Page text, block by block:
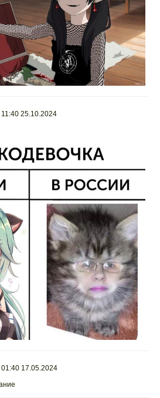
11:40 25.10.2024
01:40 17.05.2024